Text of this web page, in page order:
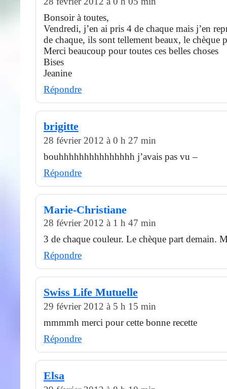
Bonsoir à toutes,
Vendredi, j’en ai pris 4 de chaque mais j’en
de chaque, ils sont tellement beaux, le chèque
Merci beaucoup pour toutes ces belles choses
Bises
Jeanine
Répondre
brigitte
28 février 2012 à 0 h 27 min
bouhhhhhhhhhhhhhhh j’avais pas vu –
Répondre
Marie-Christiane
28 février 2012 à 1 h 47 min
3 de chaque couleur. Le chèque part demain.
Répondre
Swiss Life Mutuelle
29 février 2012 à 5 h 15 min
mmmmh merci pour cette bonne recette
Répondre
Elsa